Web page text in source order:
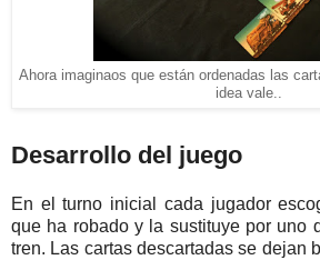
Ahora imaginaos que están ordenadas las
idea vale..
Desarrollo del juego
En el turno inicial cada jugador
que ha robado y la sustituye por uno
tren. Las cartas descartadas se dejan